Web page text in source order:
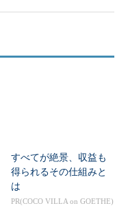
すべてが絶景、収益も
得られるその仕組みと
は
PR(COCO VILLA on GOETHE)